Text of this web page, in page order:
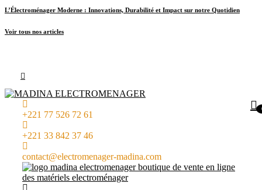
L’Électroménager Moderne : Innovations, Durabilité et Impact sur notre Quotidien
Voir tous nos articles
+221 77 526 72 61
+221 33 842 37 46
contact@electromenager-madina.com